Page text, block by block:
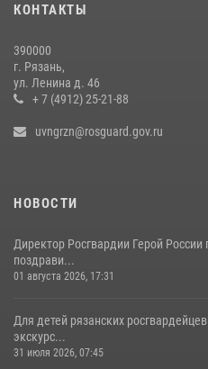
рассказал о службе во
Росгвардейцы обеспечили
матча на «Рязань Арена»
КОНТАКТЫ
390000
г. Рязань,
ул. Ленина д. 46
+ 7 (4912) 25-21-88
uvngrzn@rosguard.gov.ru
НОВОСТИ
Директор Росгвардии Герой
поздрави...
01 августа 2026, 17:31
Для детей рязанских
экскурс...
31 июля 2026, 07:45